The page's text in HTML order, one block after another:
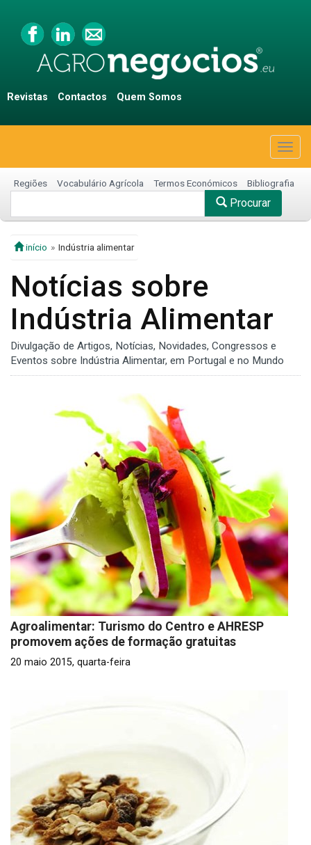
Revistas Contactos Quem Somos
Regiões Vocabulário Agrícola Termos Económicos Bibliografia
Procurar
início Indústria alimentar
Notícias sobre
Indústria Alimentar
Divulgação de Artigos, Notícias, Novidades, Congressos e
Eventos sobre Indústria Alimentar, em Portugal e no Mundo
Agroalimentar: Turismo do Centro e AHRESP
promovem ações de formação gratuitas
20 maio 2015, quarta-feira